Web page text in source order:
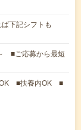
下記シフトも
■ご応募から最短
OK ■扶養内OK ■